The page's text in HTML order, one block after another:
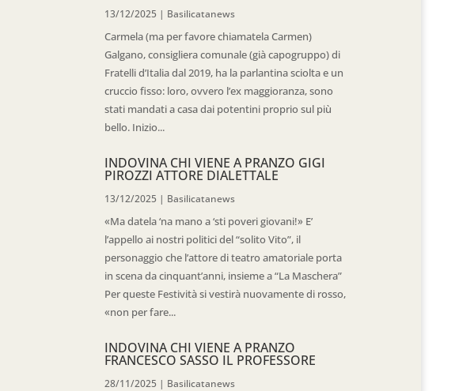
13/12/2025 | Basilicatanews
Carmela (ma per favore chiamatela Carmen)
Galgano, consigliera comunale (già capogruppo) di
Fratelli d’Italia dal 2019, ha la parlantina sciolta e un
cruccio fisso: loro, ovvero l’ex maggioranza, sono
stati mandati a casa dai potentini proprio sul più
bello. Inizio...
INDOVINA CHI VIENE A PRANZO GIGI
PIROZZI ATTORE DIALETTALE
13/12/2025 | Basilicatanews
«Ma datela ‘na mano a ‘sti poveri giovani!» E’
l’appello ai nostri politici del “solito Vito”, il
personaggio che l’attore di teatro amatoriale porta
in scena da cinquant’anni, insieme a “La Maschera”
Per queste Festività si vestirà nuovamente di rosso,
«non per fare...
INDOVINA CHI VIENE A PRANZO
FRANCESCO SASSO IL PROFESSORE
28/11/2025 | Basilicatanews